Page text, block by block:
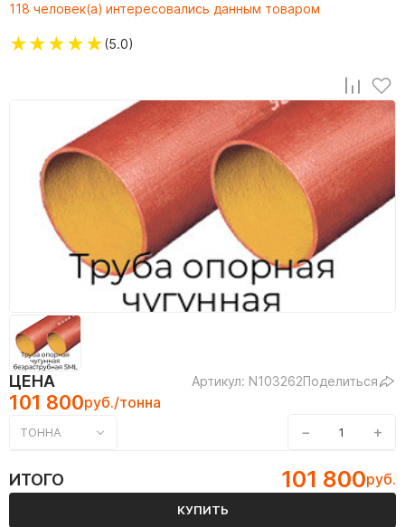
118 человек(а) интересовались данным товаром
★★★★★(5.0)
ЦЕНА Артикул: N103262Поделиться
101 800руб./тонна
ТОННА − +
ИТОГО 101 800руб.
КУПИТЬ